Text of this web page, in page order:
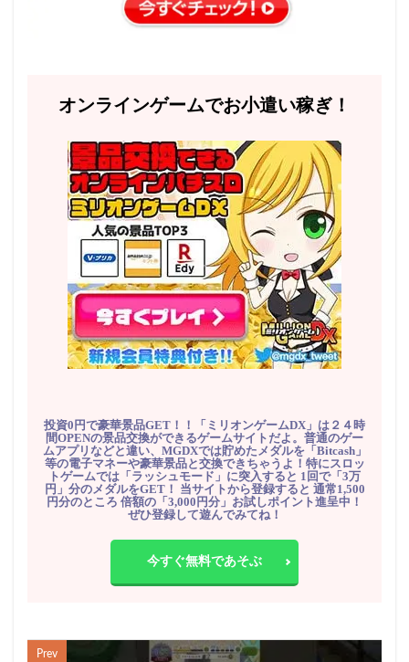
オンラインゲームでお小遣い稼ぎ！
投資0円で豪華景品GET！！「ミリオンゲームDX」は２４時
間OPENの景品交換ができるゲームサイトだよ。普通のゲー
ムアプリなどと違い、MGDXでは貯めたメダルを「Bitcash」
等の電子マネーや豪華景品と交換できちゃうよ！特にスロッ
トゲームでは「ラッシュモード」に突入すると 1回で「3万
円」分のメダルをGET！ 当サイトから登録すると 通常1,500
円分のところ 倍額の「3,000円分」お試しポイント進呈中！
ぜひ登録して遊んでみてね！
今すぐ無料であそぶ
Prev